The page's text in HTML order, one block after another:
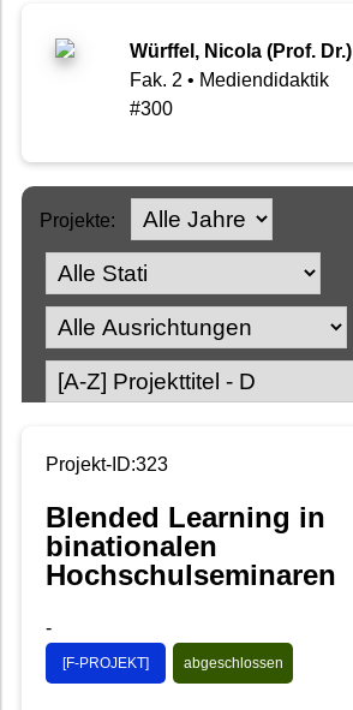
Würffel, Nicola (Prof. Dr.)
Fak. 2 • Mediendidaktik
#300
Projekte:
Projekt-ID:323
Blended Learning in
binationalen
Hochschulseminaren
-
[F-PROJEKT] abgeschlossen